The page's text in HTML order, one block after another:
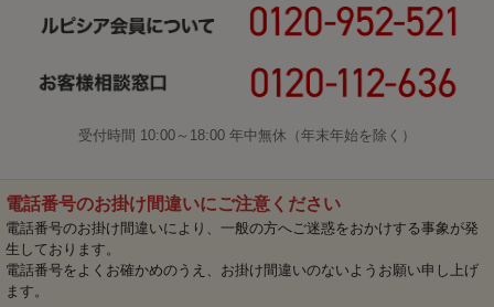
受付時間 10:00～18:00 年中無休（年末年始を除く）
電話番号のお掛け間違いにご注意ください
電話番号のお掛け間違いにより、一般の方へご迷惑をおかけする事象が発
生しております。
電話番号をよくお確かめのうえ、お掛け間違いのないようお願い申し上げ
ます。